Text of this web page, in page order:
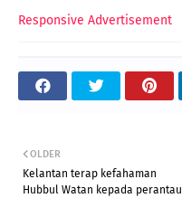
Responsive Advertisement
OLDER
Kelantan terap kefahaman
Hubbul Watan kepada perantau